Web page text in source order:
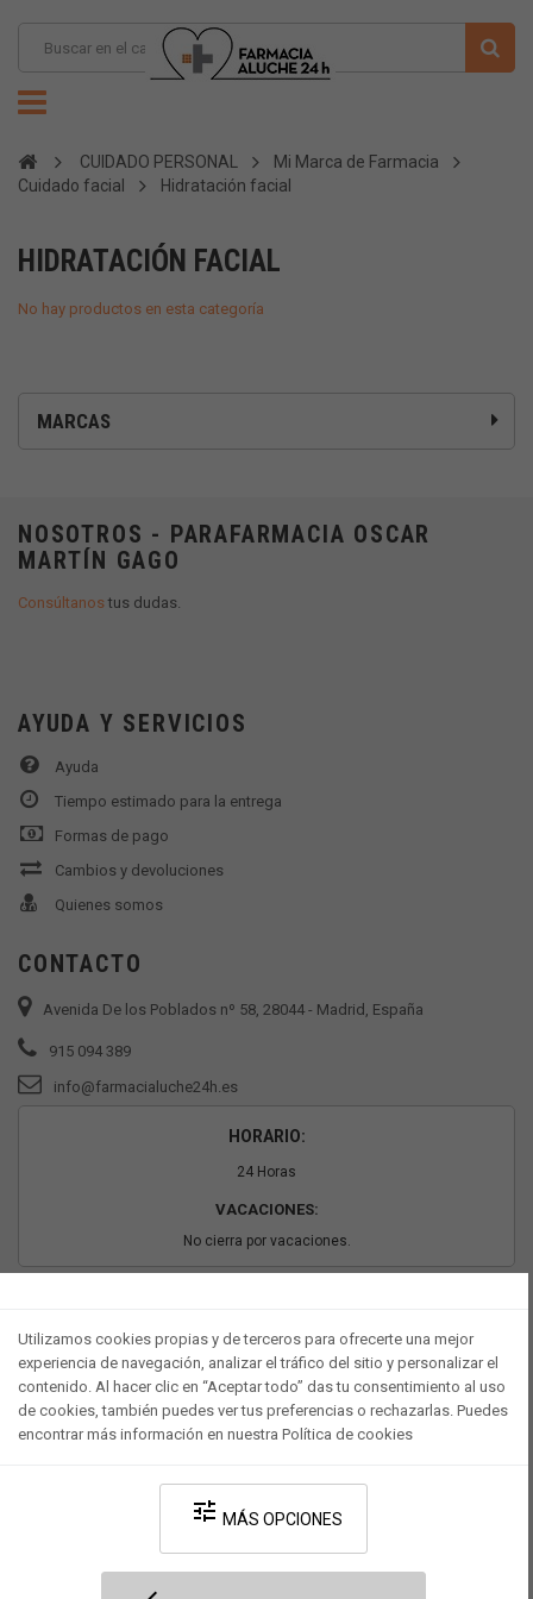
CUIDADO PERSONAL
Mi Marca de Farmacia
Cuidado facial
Hidratación facial
MARCAS
HIDRATACIÓN FACIAL
No hay productos en esta categoría
NOSOTROS - PARAFARMACIA OSCAR
MARTÍN GAGO
Consúltanostus dudas.
AYUDA Y SERVICIOS
Ayuda
Tiempo estimado para la entrega
Formas de pago
Cambios y devoluciones
Quienes somos
CONTACTO
Avenida De los Poblados nº 58, 28044 - Madrid, España
915 094 389
info@farmacialuche24h.es
HORARIO:
24 Horas
VACACIONES:
No cierra por vacaciones.
Desarrollado por V·Farma-Política de privacidad-Política de cookies
Utilizamos cookies propias y de terceros para ofrecerte una mejor
experiencia de navegación, analizar el tráfico del sitio y personalizar el
contenido. Al hacer clic en “Aceptar todo” das tu consentimiento al uso
de cookies, también puedes ver tus preferencias o rechazarlas. Puedes
encontrar más información en nuestra Política de cookies
tune MÁS OPCIONES